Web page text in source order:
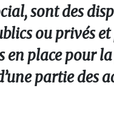
sont des
ou privés
place pour la
partie des